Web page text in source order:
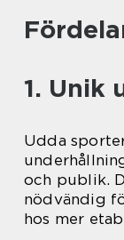
1. Unik
Udda
och publik.
nödvändig
hos mer